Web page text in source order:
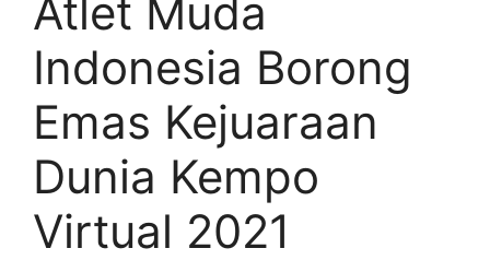
Atlet Muda
Indonesia Borong
Emas Kejuaraan
Dunia Kempo
Virtual 2021